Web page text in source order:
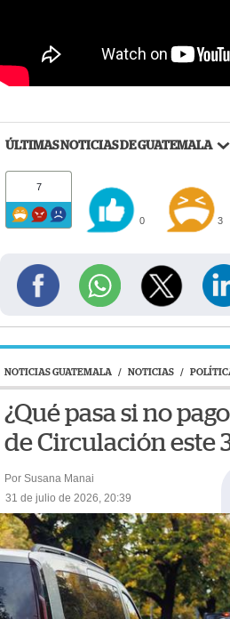
ÚLTIMAS NOTICIAS DE GUATEMALA
7
0 3
NOTICIAS GUATEMALA / NOTICIAS /
¿Qué pasa si no
de Circulación este
Por Susana Manai
31 de julio de 2026, 20:39